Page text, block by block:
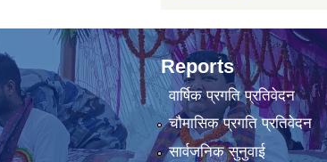
Reports
वार्षिक प्रगति प्रतिवेदन
चौमासिक प्रगति प्रतिवेदन
सार्वजनिक सुनुवाई